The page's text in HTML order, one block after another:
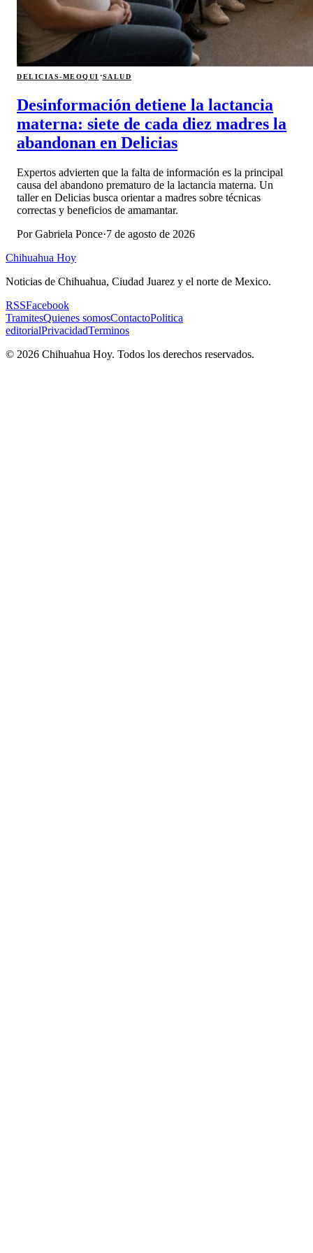
DELICIAS-MEOQUI ·SALUD
Desinformación detiene la lactancia
materna: siete de cada diez madres la
abandonan en Delicias
Expertos advierten que la falta de información es la principal
causa del abandono prematuro de la lactancia materna. Un
taller en Delicias busca orientar a madres sobre técnicas
correctas y beneficios de amamantar.
PorGabriela Ponce·7 de agosto de 2026
Chihuahua Hoy
Noticias de Chihuahua, Ciudad Juarez y el norte de Mexico.
RSSFacebook
TramitesQuienes somosContactoPolitica
editorialPrivacidadTerminos
© 2026 Chihuahua Hoy. Todos los derechos reservados.